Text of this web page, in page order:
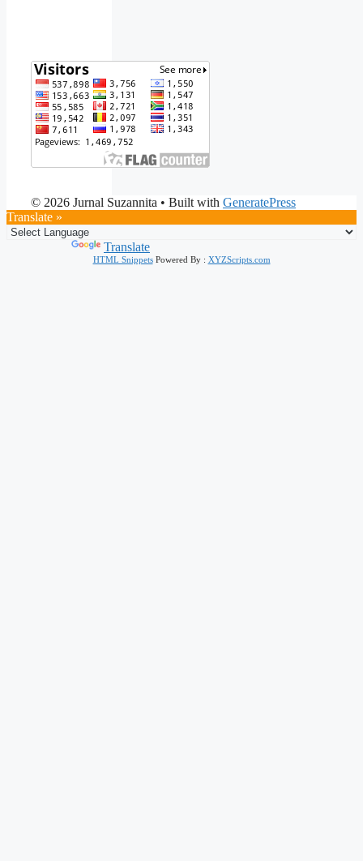
© 2026 Jurnal Suzannita • Built with GeneratePress
Translate »
Translate
HTML SnippetsPowered By : XYZScripts.com